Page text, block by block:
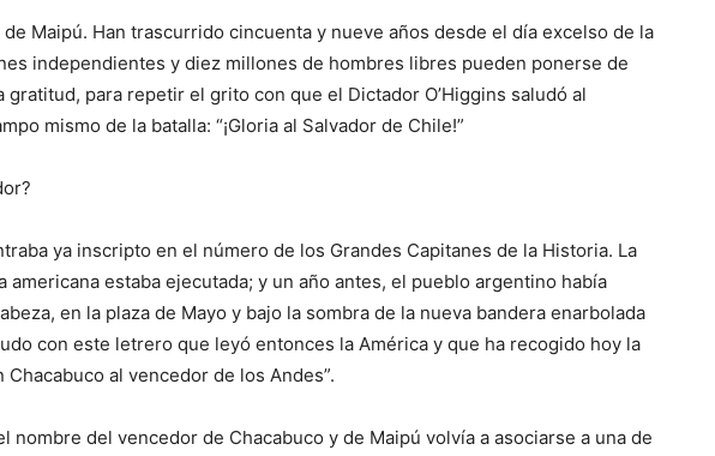
Maipú. Han trascurrido cincuenta y nueve años desde el día excelso de la
independientes y diez millones de hombres libres pueden ponerse de
gratitud, para repetir el grito con que el Dictador O’Higgins saludó al
mismo de la batalla: “¡Gloria al Salvador de Chile!”
ya inscripto en el número de los Grandes Capitanes de la Historia. La
americana estaba ejecutada; y un año antes, el pueblo argentino había
en la plaza de Mayo y bajo la sombra de la nueva bandera enarbolada
con este letrero que leyó entonces la América y que ha recogido hoy la
Chacabuco al vencedor de los Andes”.
nombre del vencedor de Chacabuco y de Maipú volvía a asociarse a una de